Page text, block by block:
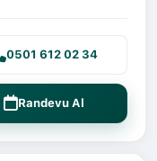
0501 612 02 34
Randevu Al